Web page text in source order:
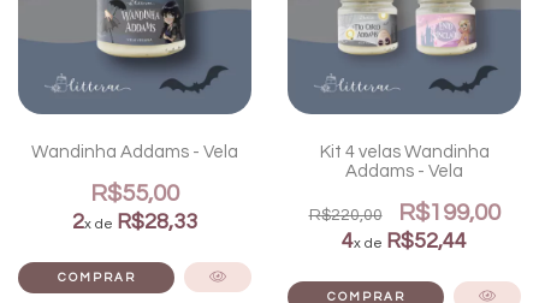
Wandinha Addams - Vela
R$55,00
2x de R$28,33
Kit 4 velas Wandinha
Addams - Vela
R$220,00 R$199,00
4x de R$52,44